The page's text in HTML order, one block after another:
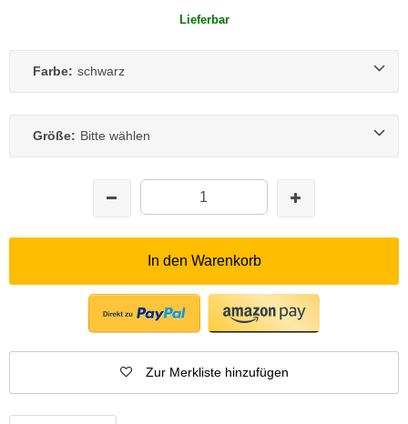
Lieferbar
Farbe: schwarz
Größe: Bitte wählen
In den Warenkorb
Zur Merkliste hinzufügen